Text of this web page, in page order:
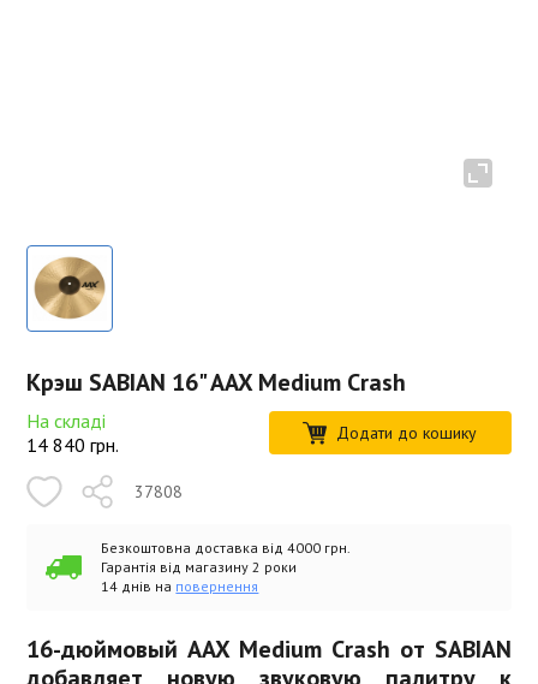
Крэш SABIAN 16" AAX Medium Crash
На складі
14 840 грн. Додати до кошику
37808
Безкоштовна доставка від 4000 грн.
Гарантія від магазину 2 роки
14 днів на повернення
16-дюймовый AAX Medium Crash от SABIAN
добавляет новую звуковую палитру к